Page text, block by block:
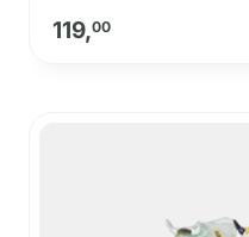
119,00